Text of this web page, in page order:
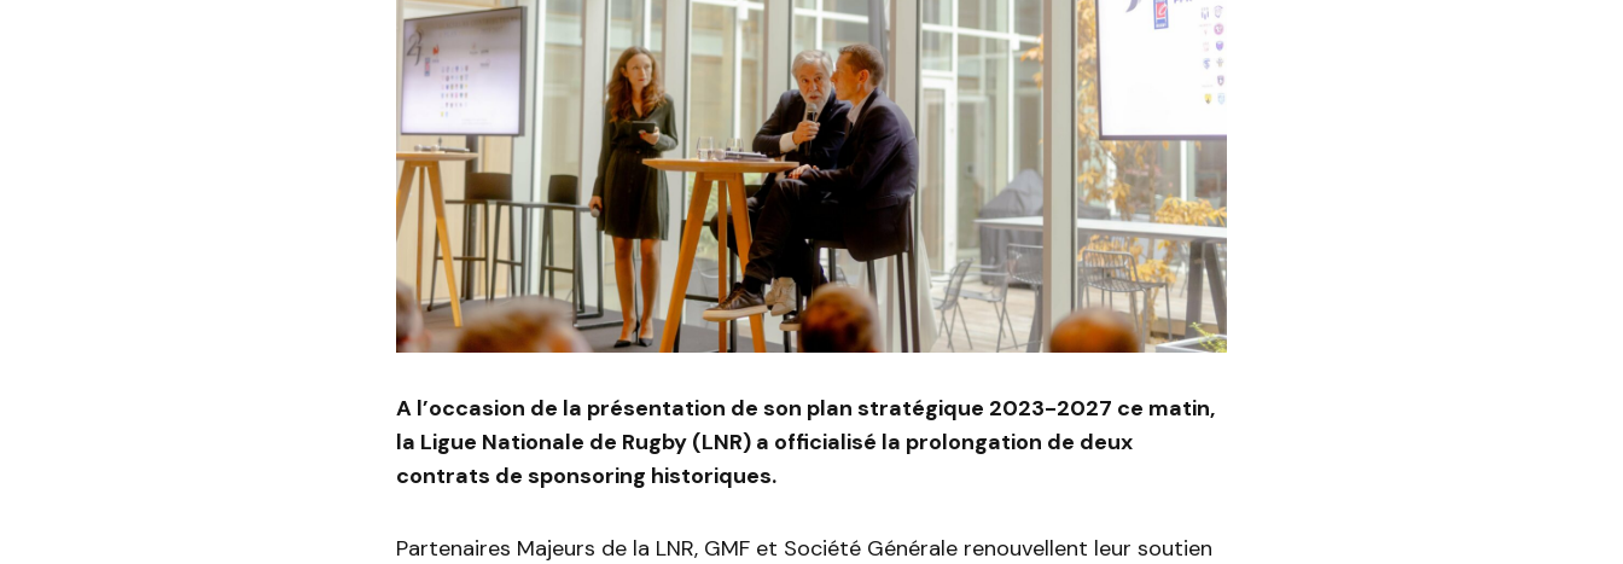
A l’occasion de la présentation de son plan stratégique 2023-2027 ce matin,
la Ligue Nationale de Rugby (LNR) a officialisé la prolongation de deux
contrats de sponsoring historiques.
Partenaires Majeurs de la LNR, GMF et Société Générale renouvellent leur soutien